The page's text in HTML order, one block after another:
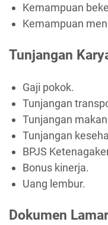
Kemampuan
Kemampuan
Tunjangan
Gaji pokok.
Tunjangan
Tunjangan
Tunjangan
BPJS
Bonus kinerja.
Uang lembur.
Dokumen